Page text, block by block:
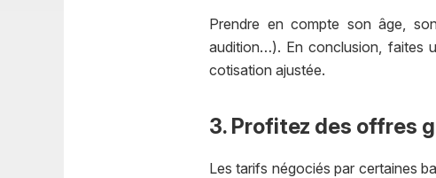
Prendre en compte son âge,
audition…). En conclusion, faites
cotisation ajustée.
3. Profitez des offres
Les tarifs négociés par certaines